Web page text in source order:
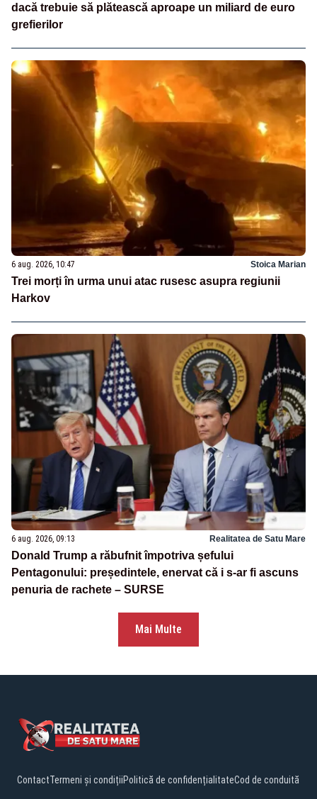
dacă trebuie să plătească aproape un miliard de euro
grefierilor
6 aug. 2026, 10:47 Stoica Marian
Trei morți în urma unui atac rusesc asupra regiunii
Harkov
6 aug. 2026, 09:13 Realitatea de Satu Mare
Donald Trump a răbufnit împotriva șefului
Pentagonului: președintele, enervat că i s-ar fi ascuns
penuria de rachete – SURSE
Mai Multe
ContactTermeni și condițiiPolitică de confidențialitateCod de conduită